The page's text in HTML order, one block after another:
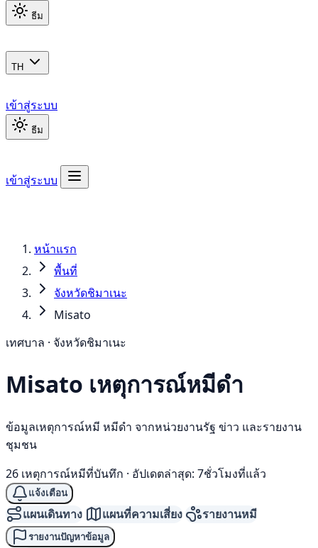
ธีม
TH
เข้าสู่ระบบ
ธีม
เข้าสู่ระบบ
หน้าแรก
พื้นที่
จังหวัดชิมาเนะ
Misato
เทศบาล · จังหวัดชิมาเนะ
Misato เหตุการณ์หมีดำ
ข้อมูลเหตุการณ์หมี หมีดำ จากหน่วยงานรัฐ ข่าว และรายงาน
ชุมชน
26 เหตุการณ์หมีที่บันทึก · อัปเดตล่าสุด: 7ชั่วโมงที่แล้ว
แจ้งเตือน
แผนเดินทาง แผนที่ความเสี่ยง รายงานหมี
รายงานปัญหาข้อมูล